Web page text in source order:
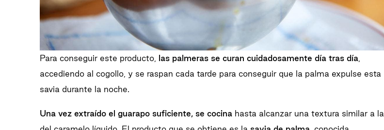
Para conseguir este producto, las palmeras se curan cuidadosamente día tras día
accediendo al cogollo, y se raspan cada tarde para conseguir que la palma expulse esta
savia durante la noche.
Una vez extraído el guarapo suficiente, se cocina hasta alcanzar una textura similar a la